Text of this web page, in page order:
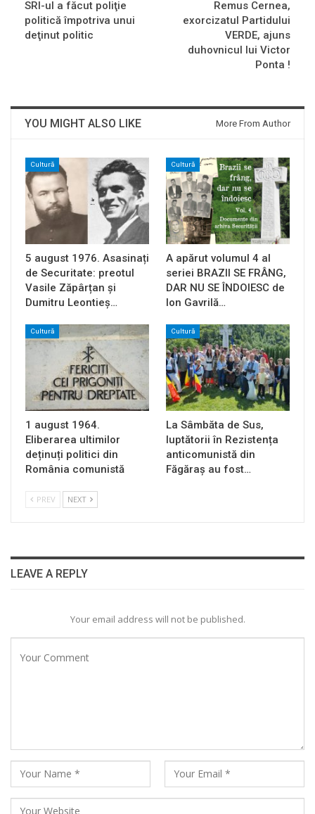
SRI-ul a făcut poliţie
politică împotriva unui
deţinut politic
Remus Cernea,
exorcizatul Partidului
VERDE, ajuns
duhovnicul lui Victor
Ponta !
YOU MIGHT ALSO LIKE More From Author
Cultură
5 august 1976. Asasinați
de Securitate: preotul
Vasile Zăpârțan și
Dumitru Leontieș…
Cultură
A apărut volumul 4 al
seriei BRAZII SE FRÂNG,
DAR NU SE ÎNDOIESC de
Ion Gavrilă…
Cultură
1 august 1964.
Eliberarea ultimilor
deținuți politici din
România comunistă
Cultură
La Sâmbăta de Sus,
luptătorii în Rezistența
anticomunistă din
Făgăraș au fost…
PREV NEXT
LEAVE A REPLY
Your email address will not be published.